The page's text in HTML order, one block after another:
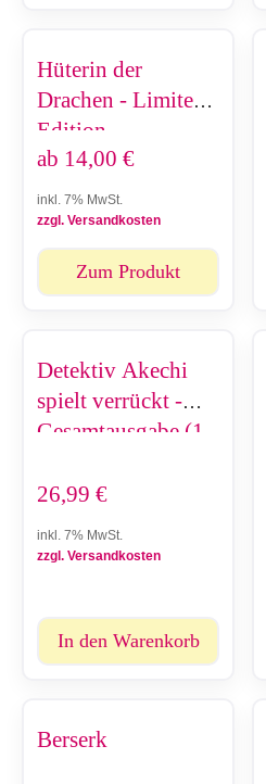
Hüterin der
Drachen - Limited
Edition
ab 14,00 €
inkl. 7% MwSt.
zzgl. Versandkosten
Zum Produkt
Detektiv Akechi
spielt verrückt -
Gesamtausgabe (1-
26,99 €
inkl. 7% MwSt.
zzgl. Versandkosten
In den Warenkorb
Berserk